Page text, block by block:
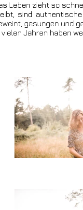
Leben zieht so
sind
gesungen und
vielen